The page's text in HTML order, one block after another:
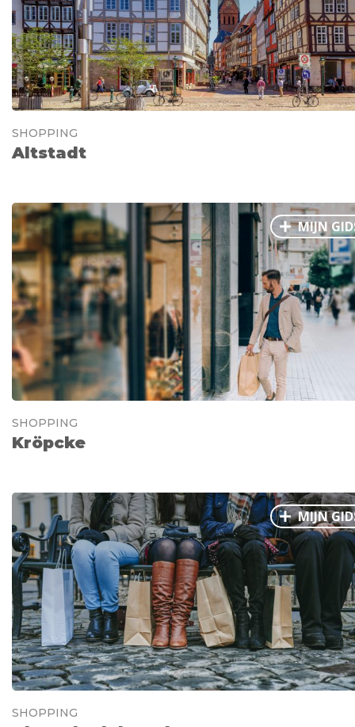
SHOPPING
Altstadt
MIJN
SHOPPING
Kröpcke
MIJN
SHOPPING